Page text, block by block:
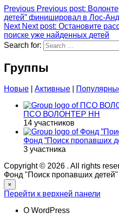
Previous Previous post:
детей” финишировал в Лос-
Next Next post: Остановите
поиске уже найденных детей
Search for:
Группы
Новые Активные
ПСО ВОЛОНТЕР НН
14 участников
Фонд ”Поиск пропавших
3 участника
Copyright © 2026 . All rights
Фонд "Поиск пропавших детей"
×
Перейти к верхней панели
О WordPress